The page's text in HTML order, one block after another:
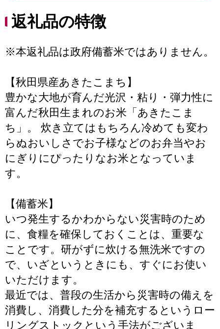
返礼品の特徴
※本返礼品は政府備蓄米ではありません。
【秋田県産あきたこまち】
豊かな大地が育んだ光沢・粘り・弾力性に
富んだ秋田生まれのお米「あきたこま
ち」。 炊き立てはもちろん冷めても変わ
らぬおいしさでお子様などのお弁当やお
にぎりにぴったりなお米となっていま
す。
【備蓄米】
いつ発生するかわからない災害時のため
に、食糧を確保しておくことは、重要な
ことです。研がずに炊ける無洗米ですの
で、いざというときにも、すぐにお使い
いただけます。
最近では、普段の生活から災害時の備えを
消費し、消費した分を補充するというロー
リングストックという手法がございま